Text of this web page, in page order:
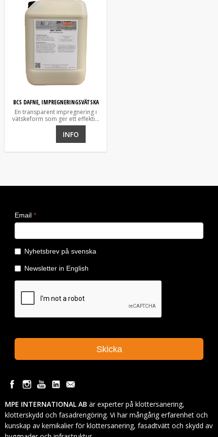
Dokumentation
Impregneringar uppfyller kraven enligt gällande ställda krav i följer
kraven i EN 15-04-2.
ochBCS Byggver
BCS DAFNE, IMPREGNERINGSVÄTSKA
En transparent impregnering i
vätskeform som ger ett effektivt
skydd emot slagregn, klorider
och smuts. För mineraliska ytor
och betong.
INFO
MPE INTERNATIONAL AB är experter på klottersanering,
klotterskydd och fasadrengöring. Vi har mångårig erfarenhet och
kunskap av kemikalier för klottersanering, fasadtvätt och skydd av